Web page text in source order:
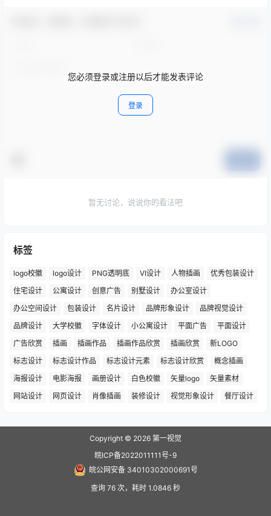
您必须登录或注册以后才能发表评论
登录
暂无讨论，说说你的看法吧
标签
logo校徽 logo设计 PNG透明底 VI设计 人物插画
优秀包装设计
住宅设计
公寓设计 创意广告 别墅设计
办公室设计
办公空间设计
包装设计 名片设计 品牌形象设计
品牌视觉设计
品牌设计
大学校徽 字体设计 小公寓设计 平面广告
平面设计
广告欣赏
插画 插画作品 插画作品欣赏 插画欣赏
新LOGO
标志设计
标志设计作品 标志设计元素 标志设计欣赏
概念插画
海报设计
电影海报 画册设计 白色校徽 矢量logo
矢量素材
网站设计
网页设计 肖像插画 装修设计 视觉形象设计 餐厅设计
Copyright © 2026 第一视觉
皖ICP备2022011111号-9
皖公网安备 34010302000691号
查询 76 次，耗时 1.0846 秒